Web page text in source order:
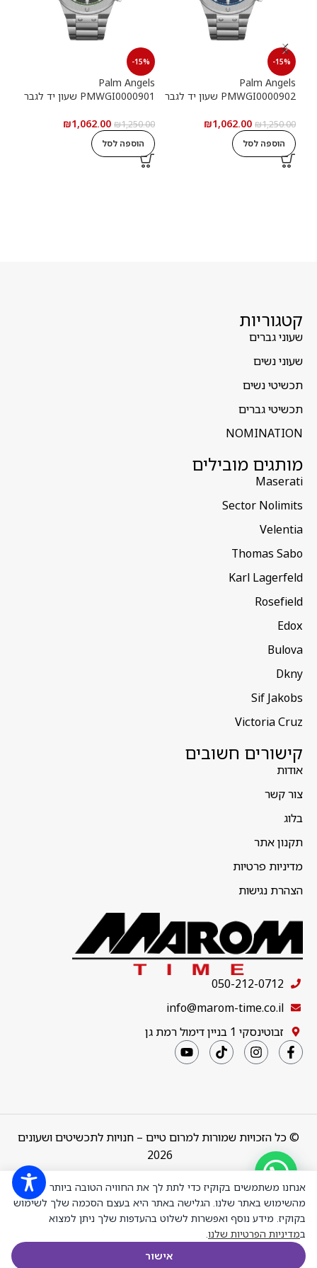
-15%
Palm Angels
PMWGI0000902 שעון יד לגבר
₪1,250.00
₪1,062.00
הוספה לסל
-15%
Palm Angels
PMWGI0000901 שעון יד לגבר
₪1,250.00
₪1,062.00
הוספה לסל
קטגוריות
שעוני גברים
שעוני נשים
תכשיטי נשים
תכשיטי גברים
NOMINATION
מותגים מובילים
Maserati
Sector Nolimits
Velentia
Thomas Sabo
Karl Lagerfeld
Rosefield
Edox
Bulova
Dkny
Sif Jakobs
Victoria Cruz
קישורים חשובים
אודות
צור קשר
בלוג
תקנון אתר
מדיניות פרטיות
הצהרת נגישות
050-212-0712
info@marom-time.co.il
זבוטינסקי 1 בניין דימול רמת גן
© כל הזכויות שמורות למרום טיים – חנויות לתכשיטים ושעונים
2026
Design & Code bythebuildup
שרשרת טניס
3 שיניים דגם
50147 אורך
40 סמ כסף
מצופה זהב
לבן משובצת
₪2,299.00 הוספה
אנחנו משתמשים בקוקיז כדי לתת לך את החוויה הטובה ביותר
מהשימוש באתר שלנו. הגלישה באתר היא בעצם הסכמה שלך לשימוש
בקוקיז. מידע נוסף ואפשרות לשלוט בהעדפות שלך ניתן למצוא
במדיניות הפרטיות שלנו.
אישור